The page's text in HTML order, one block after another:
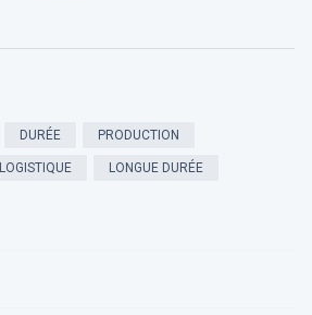
DURÉE PRODUCTION
LOGISTIQUE LONGUE DURÉE